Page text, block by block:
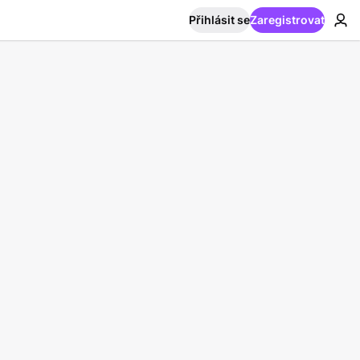
Přihlásit seZaregistrovat